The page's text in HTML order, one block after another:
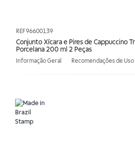
REF96600139
Conjunto Xícara e Pires de Cappuccino
Porcelana 200 ml 2 Peças
Informação Geral Recomendações de Uso